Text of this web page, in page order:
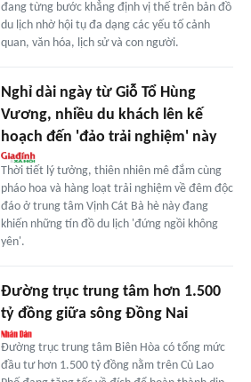
đang từng bước khẳng định vị thế trên bản đồ
du lịch nhờ hội tụ đa dạng các yếu tố cảnh
quan, văn hóa, lịch sử và con người.
Nghỉ dài ngày từ Giỗ Tổ Hùng
Vương, nhiều du khách lên kế
hoạch đến 'đảo trải nghiệm' này
Thời tiết lý tưởng, thiên nhiên mê đắm cùng
pháo hoa và hàng loạt trải nghiệm về đêm độc
đáo ở trung tâm Vịnh Cát Bà hè này đang
khiến những tín đồ du lịch 'đứng ngồi không
yên'.
Đường trục trung tâm hơn 1.500
tỷ đồng giữa sông Đồng Nai
Đường trục trung tâm Biên Hòa có tổng mức
đầu tư hơn 1.500 tỷ đồng nằm trên Cù Lao